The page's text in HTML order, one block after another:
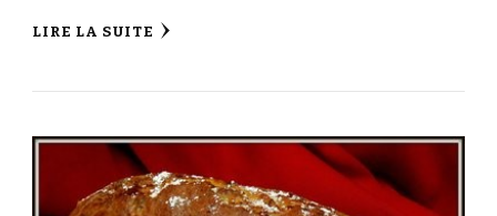
LIRE LA SUITE